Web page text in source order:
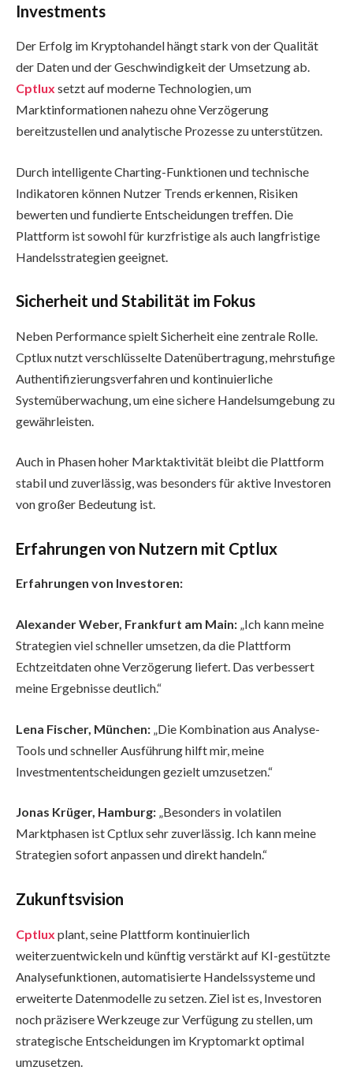
Investments
Der Erfolg im Kryptohandel hängt stark von der Qualität
der Daten und der Geschwindigkeit der Umsetzung ab.
Cptlux setzt auf moderne Technologien, um
Marktinformationen nahezu ohne Verzögerung
bereitzustellen und analytische Prozesse zu unterstützen.
Durch intelligente Charting-Funktionen und technische
Indikatoren können Nutzer Trends erkennen, Risiken
bewerten und fundierte Entscheidungen treffen. Die
Plattform ist sowohl für kurzfristige als auch langfristige
Handelsstrategien geeignet.
Sicherheit und Stabilität im Fokus
Neben Performance spielt Sicherheit eine zentrale Rolle.
Cptlux nutzt verschlüsselte Datenübertragung, mehrstufige
Authentifizierungsverfahren und kontinuierliche
Systemüberwachung, um eine sichere Handelsumgebung zu
gewährleisten.
Auch in Phasen hoher Marktaktivität bleibt die Plattform
stabil und zuverlässig, was besonders für aktive Investoren
von großer Bedeutung ist.
Erfahrungen von Nutzern mit Cptlux
Erfahrungen von Investoren:
Alexander Weber, Frankfurt am Main: „Ich kann meine
Strategien viel schneller umsetzen, da die Plattform
Echtzeitdaten ohne Verzögerung liefert. Das verbessert
meine Ergebnisse deutlich.“
Lena Fischer, München: „Die Kombination aus Analyse-
Tools und schneller Ausführung hilft mir, meine
Investmententscheidungen gezielt umzusetzen.“
Jonas Krüger, Hamburg: „Besonders in volatilen
Marktphasen ist Cptlux sehr zuverlässig. Ich kann meine
Strategien sofort anpassen und direkt handeln.“
Zukunftsvision
Cptlux plant, seine Plattform kontinuierlich
weiterzuentwickeln und künftig verstärkt auf KI-gestützte
Analysefunktionen, automatisierte Handelssysteme und
erweiterte Datenmodelle zu setzen. Ziel ist es, Investoren
noch präzisere Werkzeuge zur Verfügung zu stellen, um
strategische Entscheidungen im Kryptomarkt optimal
umzusetzen.